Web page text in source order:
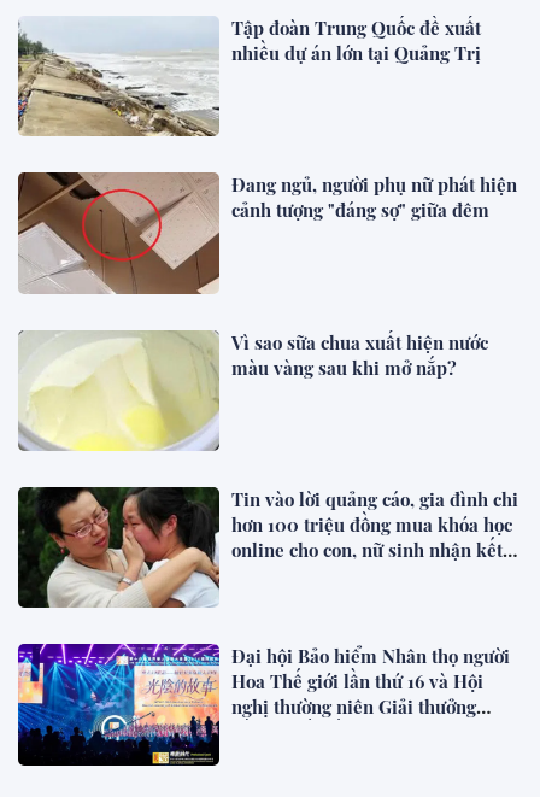
Tập đoàn Trung Quốc đề xuất
nhiều dự án lớn tại Quảng Trị
Đang ngủ, người phụ nữ phát hiện
cảnh tượng "đáng sợ" giữa đêm
Vì sao sữa chua xuất hiện nước
màu vàng sau khi mở nắp?
Tin vào lời quảng cáo, gia đình chi
hơn 100 triệu đồng mua khóa học
online cho con, nữ sinh nhận kết
Đại hội Bảo hiểm Nhân thọ người
Hoa Thế giới lần thứ 16 và Hội
nghị thường niên Giải thưởng